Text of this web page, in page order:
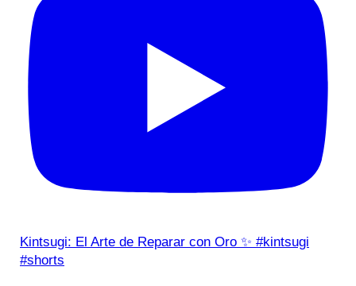
Kintsugi: El Arte de Reparar con Oro ✨ #kintsugi
#shorts